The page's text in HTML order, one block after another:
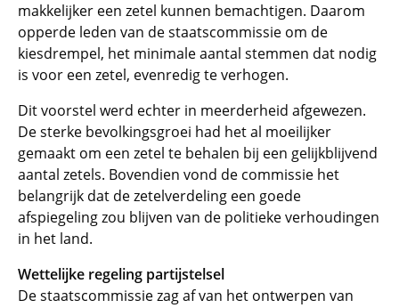
makkelijker een zetel kunnen bemachtigen. Daarom
opperde leden van de staatscommissie om de
kiesdrempel, het minimale aantal stemmen dat nodig
is voor een zetel, evenredig te verhogen.
Dit voorstel werd echter in meerderheid afgewezen.
De sterke bevolkingsgroei had het al moeilijker
gemaakt om een zetel te behalen bij een gelijkblijvend
aantal zetels. Bovendien vond de commissie het
belangrijk dat de zetelverdeling een goede
afspiegeling zou blijven van de politieke verhoudingen
in het land.
Wettelijke regeling partijstelsel
De staatscommissie zag af van het ontwerpen van